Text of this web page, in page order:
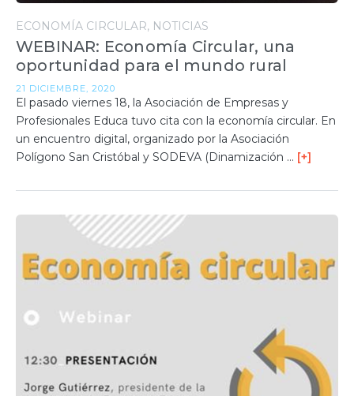
ECONOMÍA CIRCULAR NOTICIAS
WEBINAR: Economía Circular, una
oportunidad para el mundo rural
21 DICIEMBRE, 2020
El pasado viernes 18, la Asociación de Empresas y
Profesionales Educa tuvo cita con la economía circular. En
un encuentro digital, organizado por la Asociación
Polígono San Cristóbal y SODEVA (Dinamización … [+]